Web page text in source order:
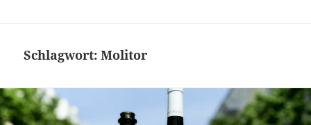
Schlagwort:Molitor